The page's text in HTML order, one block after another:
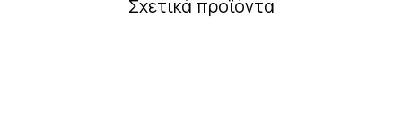
Σχετικά προϊόντα